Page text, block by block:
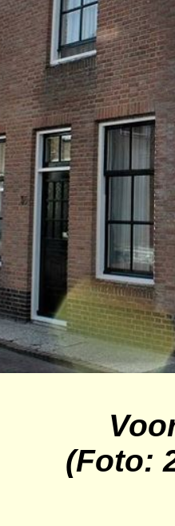
(Foto: